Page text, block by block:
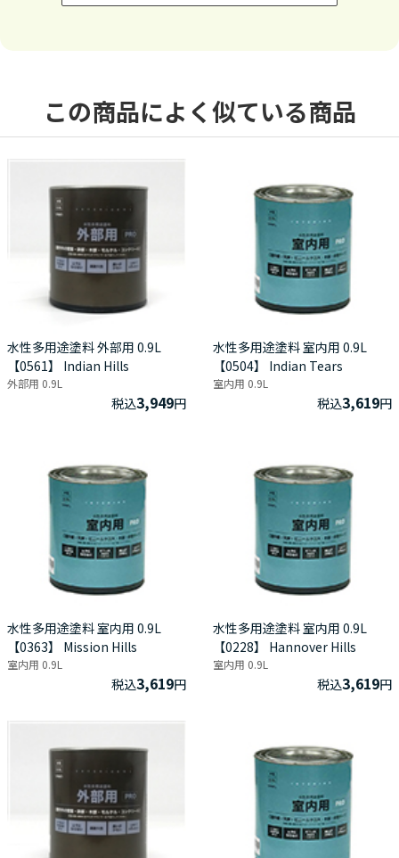
この商品によく似ている商品
水性多用途塗料 外部用 0.9L
【0561】 Indian Hills
外部用 0.9L
税込3,949円
水性多用途塗料 室内用 0.9L
【0504】 Indian Tears
室内用 0.9L
税込3,619円
水性多用途塗料 室内用 0.9L
【0363】 Mission Hills
室内用 0.9L
税込3,619円
水性多用途塗料 室内用 0.9L
【0228】 Hannover Hills
室内用 0.9L
税込3,619円